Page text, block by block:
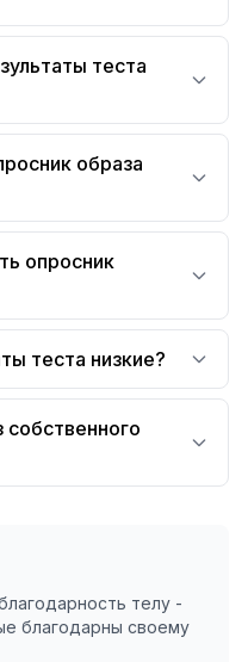
теста
образа
опросник
теста низкие?
телу -
благодарны своему